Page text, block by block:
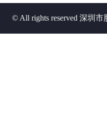
© All rights reserved 深圳